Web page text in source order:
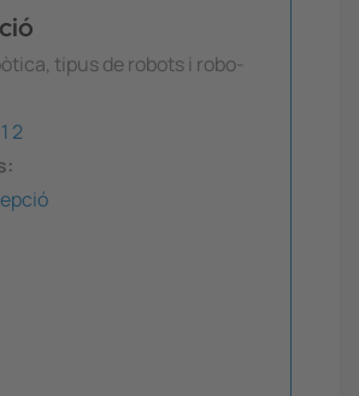
tipus de robots i robo-
1 2